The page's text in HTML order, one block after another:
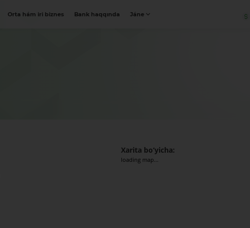
Orta hám iri biznes Bank haqqında Jáne
Xarita bo‘yicha:
loading map...